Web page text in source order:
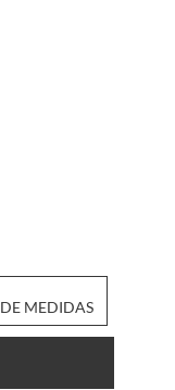
MEDIDAS